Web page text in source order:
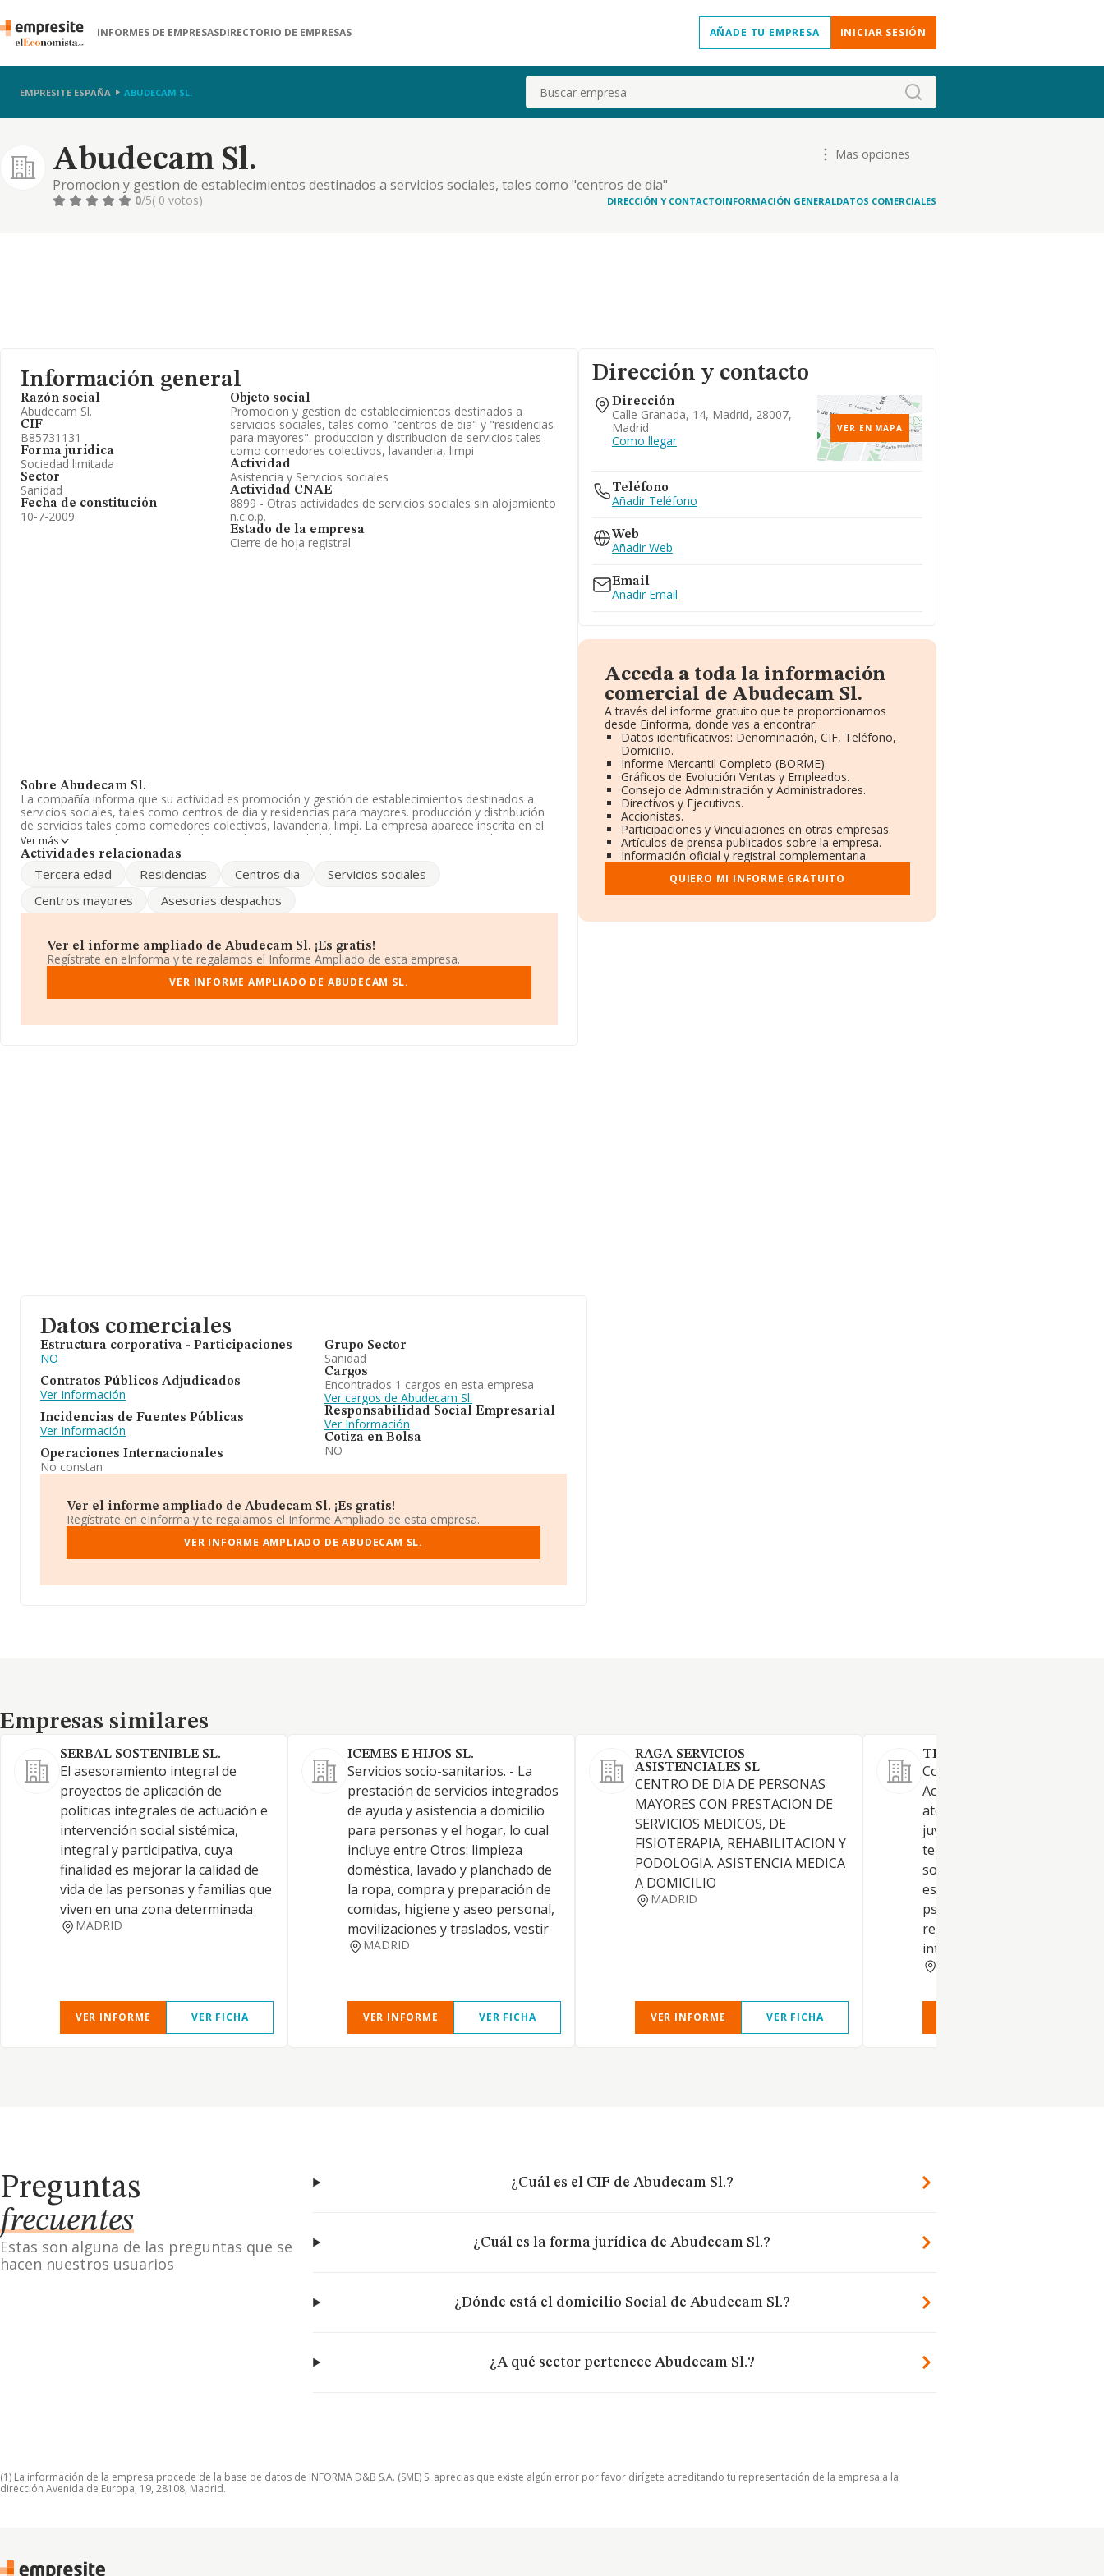
INFORMES DE EMPRESASDIRECTORIO DE EMPRESAS AÑADE TU EMPRESA INICIAR SESIÓN
EMPRESITE ESPAÑA ABUDECAM SL. Buscar
Abudecam Sl.
Promocion y gestion de establecimientos destinados a servicios sociales, tales como "centros de dia"
y "residencias para mayores". produccion y distribucion de servicios tales como comedores colectivos,
Mas opciones
0/5( 0 votos) DIRECCIÓN Y CONTACTOINFORMACIÓN GENERALDATOS COMERCIALES
Información general
Razón social
Abudecam Sl.
CIF
B85731131
Forma jurídica
Sociedad limitada
Sector
Sanidad
Fecha de constitución
10-7-2009
Objeto social
Promocion y gestion de establecimientos destinados a
servicios sociales, tales como "centros de dia" y "residencias
para mayores". produccion y distribucion de servicios tales
como comedores colectivos, lavanderia, limpi
Actividad
Asistencia y Servicios sociales
Actividad CNAE
8899 - Otras actividades de servicios sociales sin alojamiento
n.c.o.p.
Estado de la empresa
Cierre de hoja registral
Sobre Abudecam Sl.
La compañía informa que su actividad es promoción y gestión de establecimientos destinados a
servicios sociales, tales como centros de dia y residencias para mayores. producción y distribución
de servicios tales como comedores colectivos, lavanderia, limpi. La empresa aparece inscrita en el
Registro Mercantil como Sociedad Limitada. La actividad de referencia CNAE corresponde a 'Otros
actividades de servicios sociales sin alojamiento n.c.o.p.', cuyo Código es 8899. La sociedad no tiene
social establecido en Calle Granada núm. 14, (28007), Madrid, Madrid.
la facturación alcanza la cifra de 973 millones de euros y la media de facturación de ventas entre
todas las compañías alcanza los 400 mil euros. Teniendo en cuenta la información sobre Madrid, en
la base de datos de INFORMA aparecen 463 empresas, cuyas ventas han obtenido los 362 millones
de euros. Para aportar ulterior información de interés en el ámbito sectorial, la media de empleados
de las empresas es de 16. La media de antigüedad desde la constitución es de 16 años.
Ver más
Actividades relacionadas
Tercera edad Residencias Centros dia
Servicios sociales
Centros mayores
Asesorias despachos
Ver el informe ampliado de Abudecam Sl. ¡Es gratis!
Regístrate en eInforma y te regalamos el Informe Ampliado de esta empresa.
VER INFORME AMPLIADO DE ABUDECAM SL.
Dirección y contacto
Dirección
Calle Granada, 14, Madrid, 28007,
Madrid
Como llegar
VER EN MAPA
Teléfono
Añadir Teléfono
Web
Añadir Web
Email
Añadir Email
Acceda a toda la información
comercial de Abudecam Sl.
A través del informe gratuito que te proporcionamos
desde Einforma, donde vas a encontrar:
Datos identificativos: Denominación, CIF, Teléfono,
Domicilio.
Informe Mercantil Completo (BORME).
Gráficos de Evolución Ventas y Empleados.
Consejo de Administración y Administradores.
Directivos y Ejecutivos.
Accionistas.
Participaciones y Vinculaciones en otras empresas.
Artículos de prensa publicados sobre la empresa.
Información oficial y registral complementaria.
QUIERO MI INFORME GRATUITO
Datos comerciales
Estructura corporativa - Participaciones
NO
Contratos Públicos Adjudicados
Ver Información
Incidencias de Fuentes Públicas
Ver Información
Operaciones Internacionales
No constan
Grupo Sector
Sanidad
Cargos
Encontrados 1 cargos en esta empresa
Ver cargos de Abudecam Sl.
Responsabilidad Social Empresarial
Ver Información
Cotiza en Bolsa
NO
Ver el informe ampliado de Abudecam Sl. ¡Es gratis!
Regístrate en eInforma y te regalamos el Informe Ampliado de esta empresa.
VER INFORME AMPLIADO DE ABUDECAM SL.
Empresas similares
Empresas similares
SERBAL SOSTENIBLE SL.
El asesoramiento integral de
proyectos de aplicación de
políticas integrales de actuación e
intervención social sistémica,
integral y participativa, cuya
finalidad es mejorar la calidad de
vida de las personas y familias que
viven en una zona determinada
MADRID
VER INFORME VER FICHA
ICEMES E HIJOS SL.
Servicios socio-sanitarios. - La
prestación de servicios integrados
de ayuda y asistencia a domicilio
para personas y el hogar, lo cual
incluye entre Otros: limpieza
doméstica, lavado y planchado de
la ropa, compra y preparación de
comidas, higiene y aseo personal,
movilizaciones y traslados, vestir
MADRID
VER INFORME VER FICHA
RAGA SERVICIOS
ASISTENCIALES SL
CENTRO DE DIA DE PERSONAS
MAYORES CON PRESTACION DE
SERVICIOS MEDICOS, DE
FISIOTERAPIA, REHABILITACION Y
PODOLOGIA. ASISTENCIA MEDICA
A DOMICILIO
MADRID
VER INFORME VER FICHA
TERAPIAS CTI ALCORCON
Constituye el objeto social: 1.
Actividad principal: Centros
atención al desarrollo
juvenil y familia. Centros de
terapia integral y servicios
sociales con actividades de
estimulación temprana,
psicomotricidad, fisioterapia
respiratoria, musicoterapia,
integración sensorial,
Preguntas
frecuentes
Estas son alguna de las preguntas que se
hacen nuestros usuarios
¿Cuál es el CIF de Abudecam Sl.?
¿Cuál es la forma jurídica de Abudecam Sl.?
¿Dónde está el domicilio Social de Abudecam Sl.?
¿A qué sector pertenece Abudecam Sl.?
(1) La información de la empresa procede de la base de datos de INFORMA D&B S.A. (SME) Si aprecias que existe algún error por favor dirígete acreditando tu representación de la empresa a la
dirección Avenida de Europa, 19, 28108, Madrid.